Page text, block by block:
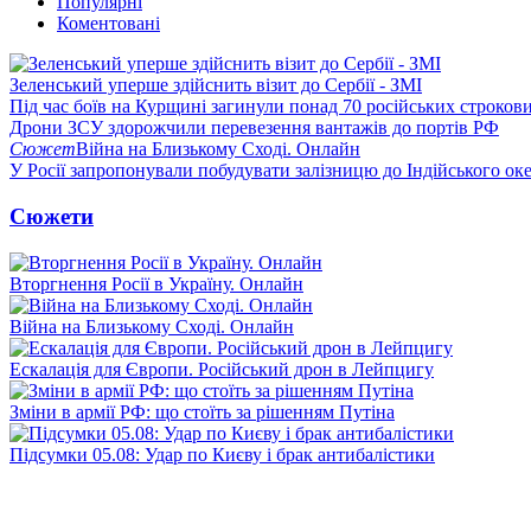
Коментовані
Зеленський уперше здійснить візит до Сербії - ЗМІ
Під час боїв на Курщині загинули понад 70 російських
Дрони ЗСУ здорожчили перевезення вантажів до портів РФ
СюжетВійна на Близькому Сході. Онлайн
У Росії запропонували побудувати залізницю до Індійського
Сюжети
Вторгнення Росії в Україну. Онлайн
Війна на Близькому Сході. Онлайн
Ескалація для Європи. Російський дрон в Лейпцигу
Зміни в армії РФ: що стоїть за рішенням Путіна
Підсумки 05.08: Удар по Києву і брак антибалістики